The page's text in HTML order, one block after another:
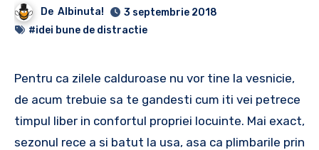
De Albinuta!
3 septembrie 2018
#idei bune de distractie
Pentru ca zilele calduroase nu vor tine la vesnicie,
de acum trebuie sa te gandesti cum iti vei petrece
timpul liber in confortul propriei locuinte. Mai exact,
sezonul rece a si batut la usa, asa ca plimbarile prin